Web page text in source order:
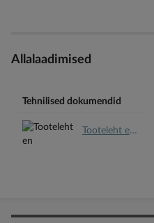
Allalaadimised
Tehnilised dokumendid
Tooteleht en.pdf